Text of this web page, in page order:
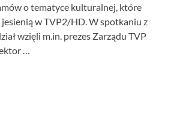
o tematyce kulturalnej, które
w TVP2/HD. W spotkaniu z
wzięli m.in. prezes Zarządu TVP
…